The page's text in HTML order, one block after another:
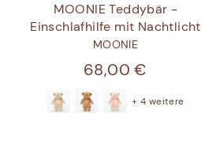
MOONIE Teddybär -
Einschlafhilfe mit Nachtlicht
MOONIE
68,00 €
+ 4 weitere